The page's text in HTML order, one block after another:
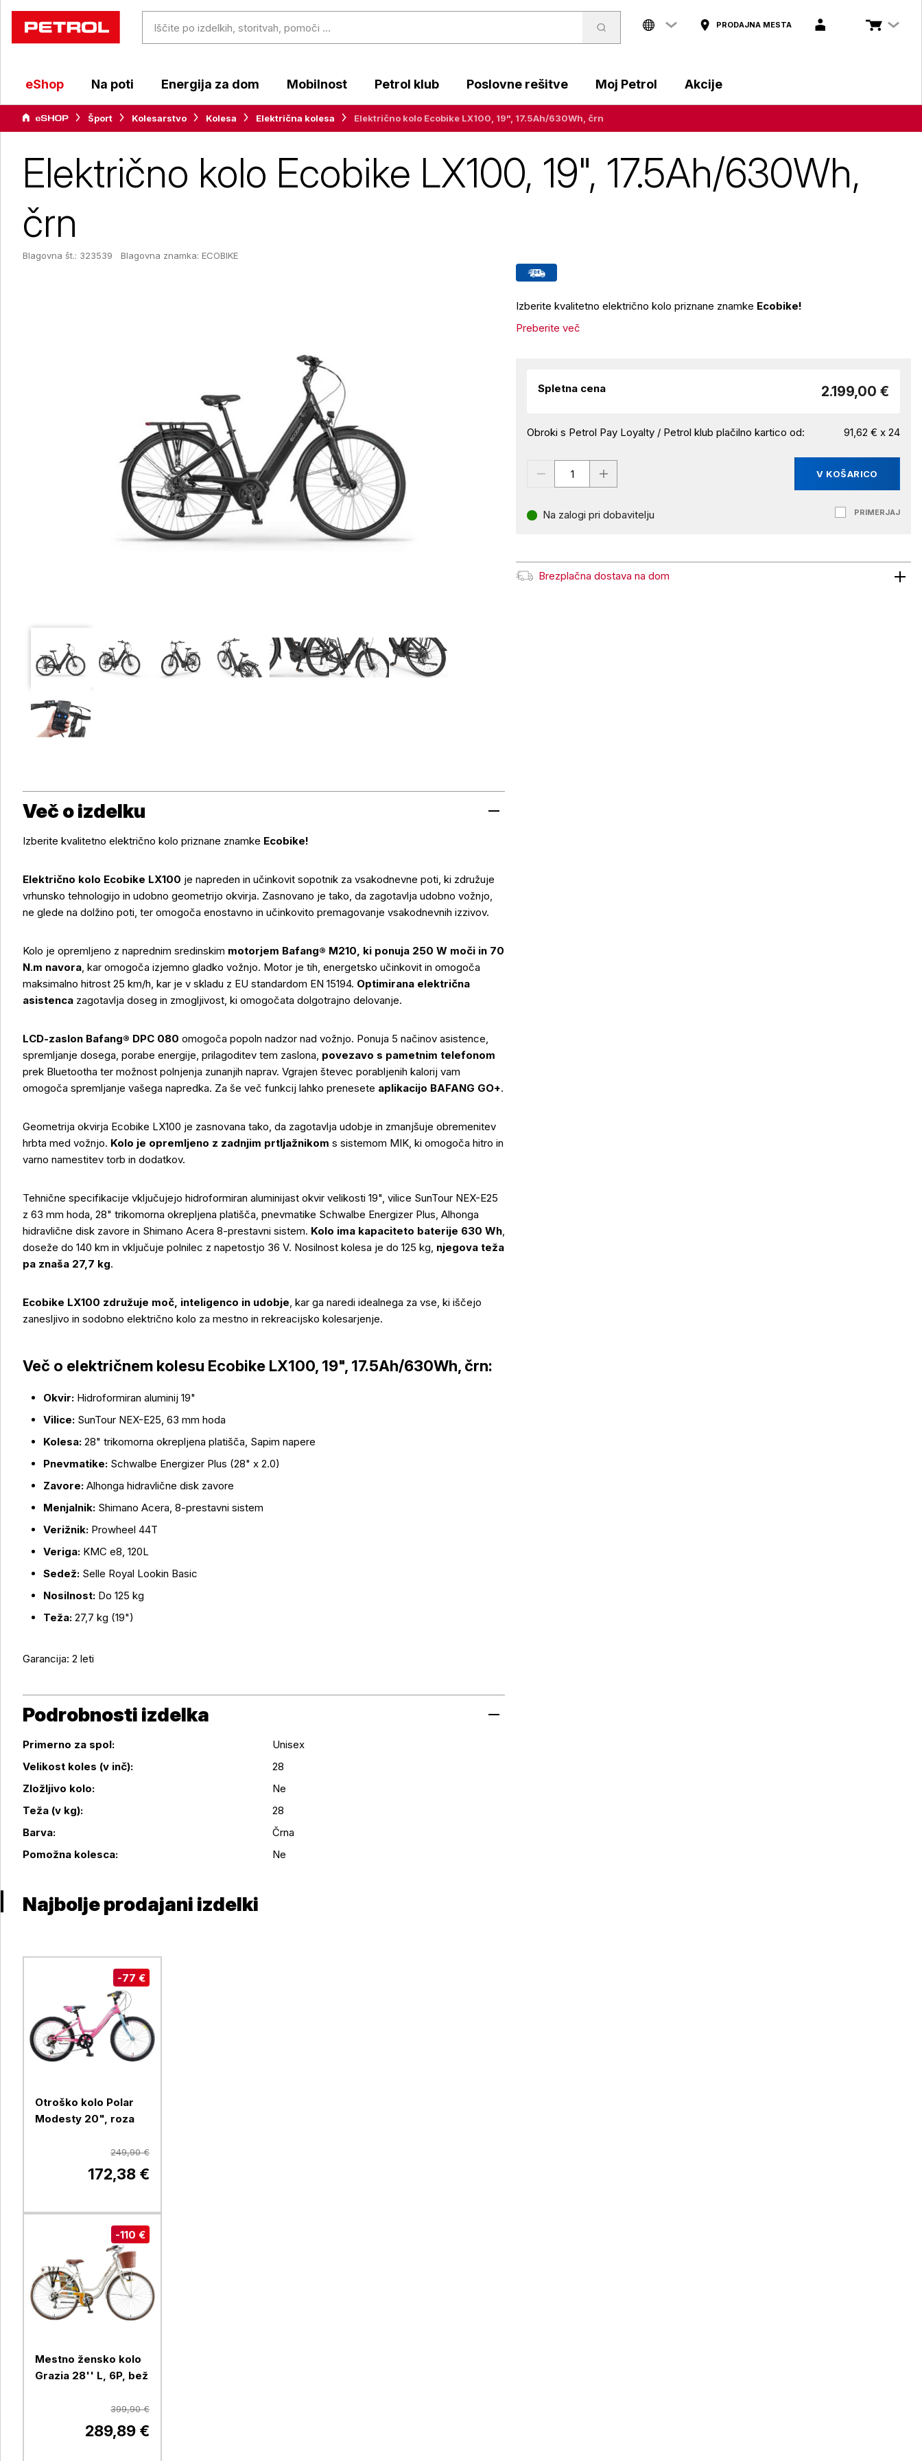
PRODAJNA MESTA
eShop Na poti Energija za dom Mobilnost Petrol klub Poslovne rešitve Moj Petrol Akcije
Šport Kolesarstvo Kolesa Električna kolesa Električno kolo Ecobike LX100, 19", 17.5Ah/630Wh, črn
Električno kolo Ecobike LX100, 19", 17.5Ah/630Wh,
črn
Blagovna št.: 323539 Blagovna znamka: ECOBIKE
Izberite kvalitetno električno kolo priznane znamke Ecobike!
Preberite več
Spletna cena 2.199,00 €
Obroki s Petrol Pay Loyalty / Petrol klub plačilno kartico od: 91,62 € x 24
V KOŠARICO
Na zalogi pri dobavitelju PRIMERJAJ
Brezplačna dostava na dom
Brezplačna dostava na dom
Več o izdelku
Več o izdelku
Izberite kvalitetno električno kolo priznane znamke Ecobike!
Električno kolo Ecobike LX100 je napreden in učinkovit sopotnik za vsakodnevne poti, ki združuje
vrhunsko tehnologijo in udobno geometrijo okvirja. Zasnovano je tako, da zagotavlja udobno vožnjo,
ne glede na dolžino poti, ter omogoča enostavno in učinkovito premagovanje vsakodnevnih izzivov.
Kolo je opremljeno z naprednim sredinskim motorjem Bafang® M210, ki ponuja 250 W moči in 70
N.m navora, kar omogoča izjemno gladko vožnjo. Motor je tih, energetsko učinkovit in omogoča
maksimalno hitrost 25 km/h, kar je v skladu z EU standardom EN 15194. Optimirana električna
asistenca zagotavlja doseg in zmogljivost, ki omogočata dolgotrajno delovanje.
LCD-zaslon Bafang® DPC 080 omogoča popoln nadzor nad vožnjo. Ponuja 5 načinov asistence,
spremljanje dosega, porabe energije, prilagoditev tem zaslona, povezavo s pametnim telefonom
prek Bluetootha ter možnost polnjenja zunanjih naprav. Vgrajen števec porabljenih kalorij vam
omogoča spremljanje vašega napredka. Za še več funkcij lahko prenesete aplikacijo BAFANG GO+.
Geometrija okvirja Ecobike LX100 je zasnovana tako, da zagotavlja udobje in zmanjšuje obremenitev
hrbta med vožnjo. Kolo je opremljeno z zadnjim prtljažnikom s sistemom MIK, ki omogoča hitro in
varno namestitev torb in dodatkov.
Tehnične specifikacije vključujejo hidroformiran aluminijast okvir velikosti 19", vilice SunTour NEX-E25
z 63 mm hoda, 28" trikomorna okrepljena platišča, pnevmatike Schwalbe Energizer Plus, Alhonga
hidravlične disk zavore in Shimano Acera 8-prestavni sistem. Kolo ima kapaciteto baterije 630 Wh,
doseže do 140 km in vključuje polnilec z napetostjo 36 V. Nosilnost kolesa je do 125 kg, njegova teža
pa znaša 27,7 kg.
Ecobike LX100 združuje moč, inteligenco in udobje, kar ga naredi idealnega za vse, ki iščejo
zanesljivo in sodobno električno kolo za mestno in rekreacijsko kolesarjenje.
Več o električnem kolesu Ecobike LX100, 19", 17.5Ah/630Wh, črn:
Okvir: Hidroformiran aluminij 19"
Vilice: SunTour NEX-E25, 63 mm hoda
Kolesa: 28" trikomorna okrepljena platišča, Sapim napere
Pnevmatike: Schwalbe Energizer Plus (28" x 2.0)
Zavore: Alhonga hidravlične disk zavore
Menjalnik: Shimano Acera, 8-prestavni sistem
Verižnik: Prowheel 44T
Veriga: KMC e8, 120L
Sedež: Selle Royal Lookin Basic
Nosilnost: Do 125 kg
Teža: 27,7 kg (19")
Garancija: 2 leti
Podrobnosti izdelka
Podrobnosti izdelka
Primerno za spol:
Unisex
Velikost koles (v inč):
28
Zložljivo kolo:
Ne
Teža (v kg):
28
Barva:
Črna
Pomožna kolesca:
Ne
Najbolje prodajani izdelki
-77 €
Otroško kolo Polar
Modesty 20", roza
249,90 €
172,38 €
-110 €
Mestno žensko kolo
Grazia 28'' L, 6P, bež
399,90 €
289,89 €